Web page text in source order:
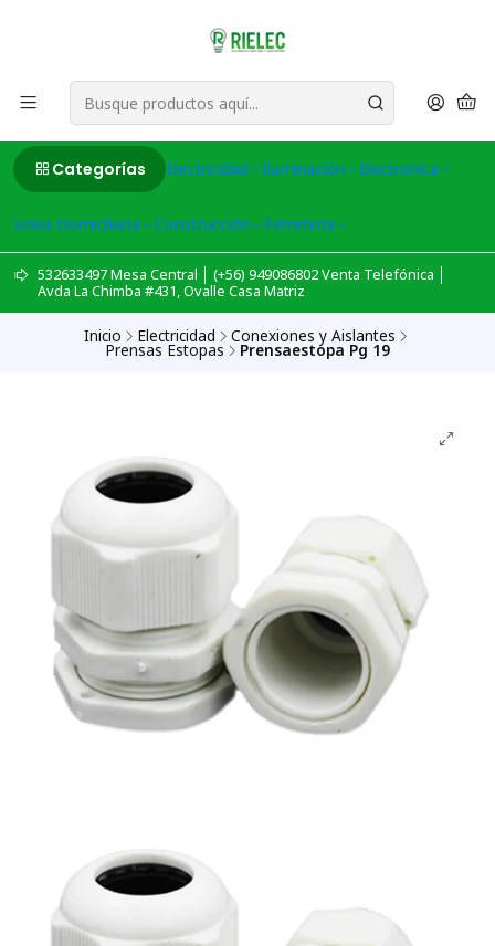
Categorías Electricidad Iluminación Electronica
Linea Domiciliaria Construcción Ferreteria
532633497 Mesa Central │ (+56) 949086802 Venta Telefónica │
Avda La Chimba #431, Ovalle Casa Matriz
Inicio Electricidad Conexiones y Aislantes
Prensas Estopas Prensaestopa Pg 19